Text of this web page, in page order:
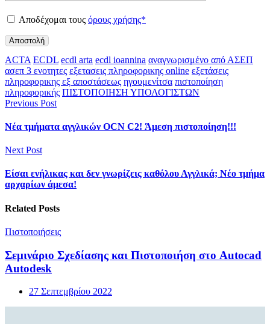
Αποδέχομαι τους όρους χρήσης*
ACTA ECDL ecdl arta ecdl ioannina αναγνωρισμένο από ΑΣΕΠ
ασεπ 3 ενοτητες εξετασεις πληροφορικης online εξετάσεις
πληροφορικης εξ αποστάσεως ηγουμενίτσα πιστοποίηση
πληροφορικής ΠΙΣΤΟΠΟΙΗΣΗ ΥΠΟΛΟΓΙΣΤΩΝ
Previous Post
Νέα τμήματα αγγλικών OCN C2! Άμεση πιστοποίηση!!!
Next Post
Είσαι ενήλικας και δεν γνωρίζεις καθόλου Αγγλικά; Νέο τμήμα
αρχαρίων άμεσα!
Related Posts
Πιστοποιήσεις
Σεμινάριο Σχεδίασης και Πιστοποιήση στο Autocad
Autodesk
27 Σεπτεμβρίου 2022